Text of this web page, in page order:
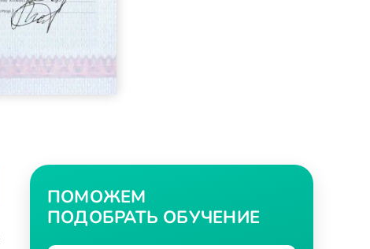
ПОМОЖЕМ
ПОДОБРАТЬ ОБУЧЕНИЕ